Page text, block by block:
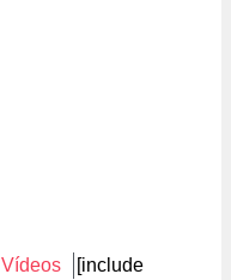
Vídeos
[include